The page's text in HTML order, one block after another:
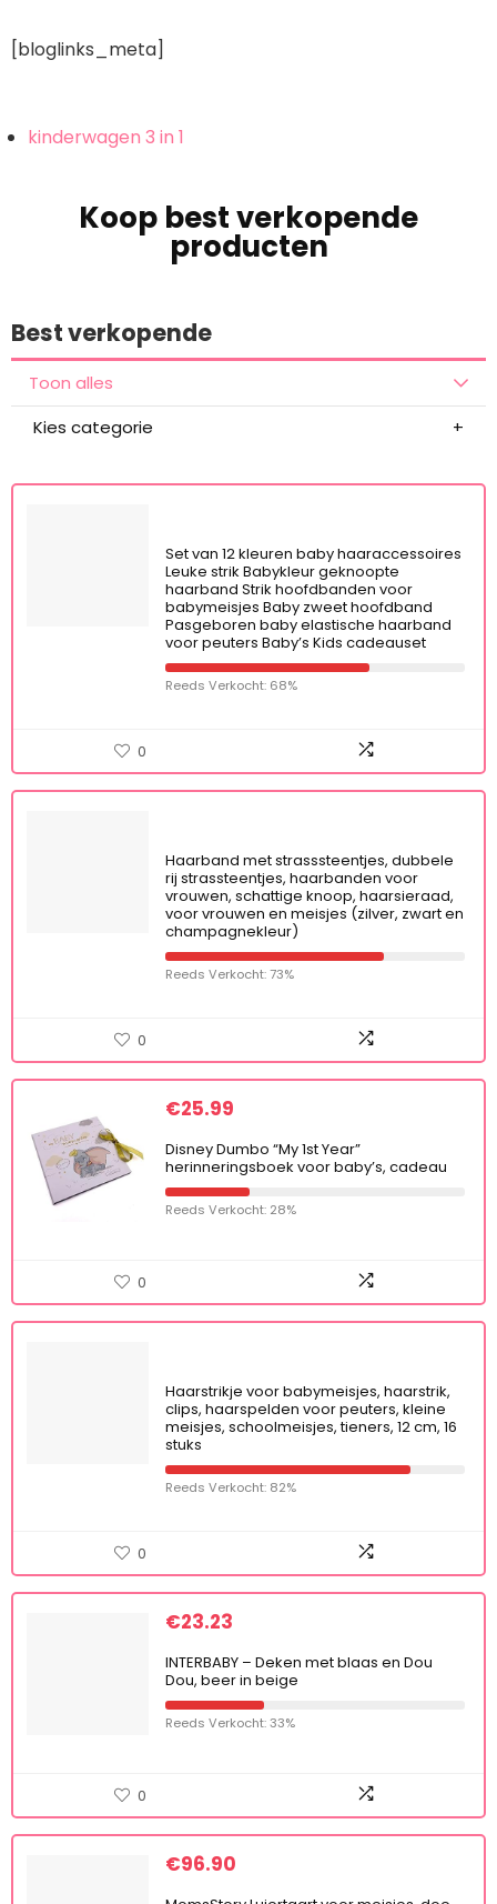
[bloglinks_meta]
kinderwagen 3 in 1
Koop best verkopende
producten
Best verkopende
Toon alles
Kies categorie
Set van 12 kleuren baby haaraccessoires
Leuke strik Babykleur geknoopte
haarband Strik hoofdbanden voor
babymeisjes Baby zweet hoofdband
Pasgeboren baby elastische haarband
voor peuters Baby’s Kids cadeauset
Reeds Verkocht: 68%
0
Haarband met strasssteentjes, dubbele
rij strassteentjes, haarbanden voor
vrouwen, schattige knoop, haarsieraad,
voor vrouwen en meisjes (zilver, zwart en
champagnekleur)
Reeds Verkocht: 73%
0
€25.99
Disney Dumbo “My 1st Year”
herinneringsboek voor baby’s, cadeau
Reeds Verkocht: 28%
0
Haarstrikje voor babymeisjes, haarstrik,
clips, haarspelden voor peuters, kleine
meisjes, schoolmeisjes, tieners, 12 cm, 16
stuks
Reeds Verkocht: 82%
0
€23.23
INTERBABY – Deken met blaas en Dou
Dou, beer in beige
Reeds Verkocht: 33%
0
€96.90